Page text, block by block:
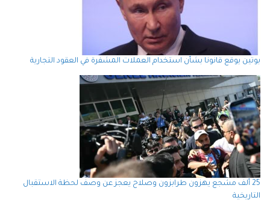
بوتين يوقع قانونا بشأن استخدام العملات المشفرة في العقود التجارية
25 ألف مشجع يهزون طرابزون وصلاح يعجز عن وصف لحظة الاستقبال
التاريخية